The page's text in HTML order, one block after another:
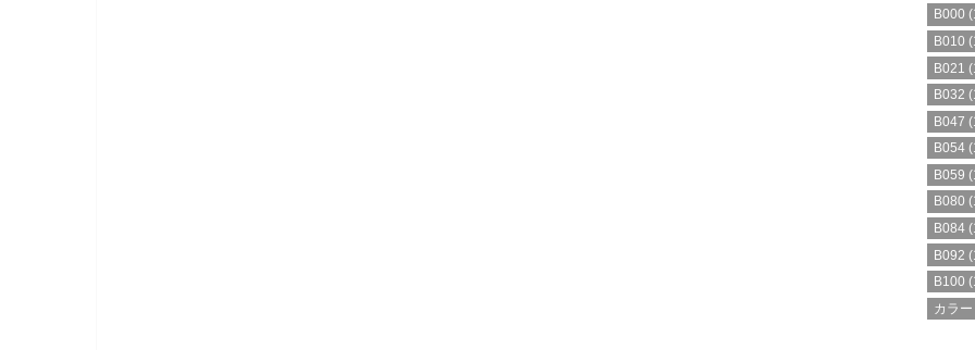
B000
B010
B021
B032
B047
B054
B059
B080
B084
B092
B100
カラ